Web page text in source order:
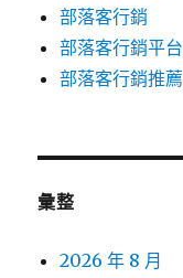
部落客行銷
部落客行銷平台
部落客行銷推薦
彙整
2026 年 8 月